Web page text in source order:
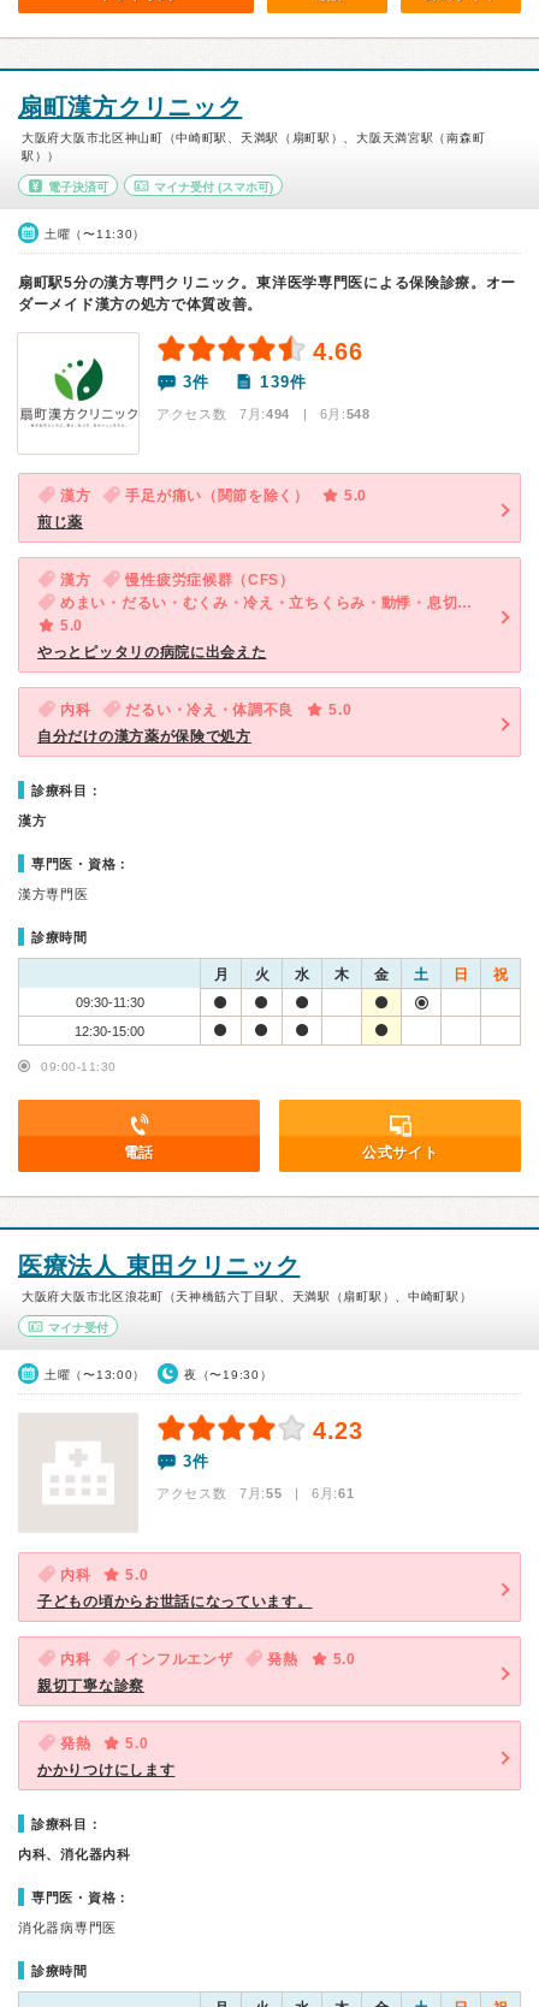
扇町漢方クリニック
大阪府大阪市北区神山町（中崎町駅、天満駅（扇町駅）、大阪天満宮駅（南森町
駅））
電子決済可 マイナ受付(スマホ可)
土曜（〜11:30）
扇町駅5分の漢方専門クリニック。東洋医学専門医による保険診療。オー
ダーメイド漢方の処方で体質改善。
4.66
3件 139件
アクセス数 7月:494 | 6月:548
漢方 手足が痛い（関節を除く）
5.0
煎じ薬
漢方
慢性疲労症候群（CFS）
めまい・だるい・むくみ・冷え・立ちくらみ・動悸・息切れ・体調不良・疲れ・体重増加
5.0
やっとピッタリの病院に出会えた
内科 だるい・冷え・体調不良
5.0
自分だけの漢方薬が保険で処方
診療科目：
漢方
専門医・資格：
漢方専門医
診療時間
月 火 水 木 金 土 日 祝
09:30-11:30
12:30-15:00
09:00-11:30
電話 公式サイト
医療法人 東田クリニック
大阪府大阪市北区浪花町（天神橋筋六丁目駅、天満駅（扇町駅）、中崎町駅）
マイナ受付
土曜（〜13:00） 夜（〜19:30）
4.23
3件
アクセス数 7月:55 | 6月:61
内科
5.0
子どもの頃からお世話になっています。
内科 インフルエンザ 発熱
5.0
親切丁寧な診察
発熱
5.0
かかりつけにします
診療科目：
内科、消化器内科
専門医・資格：
消化器病専門医
診療時間